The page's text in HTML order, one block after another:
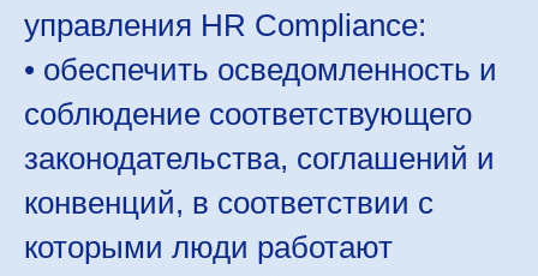
управления HR Compliance:
• обеспечить осведомленность и
соблюдение соответствующего
законодательства, соглашений и
конвенций, в соответствии с
которыми люди работают